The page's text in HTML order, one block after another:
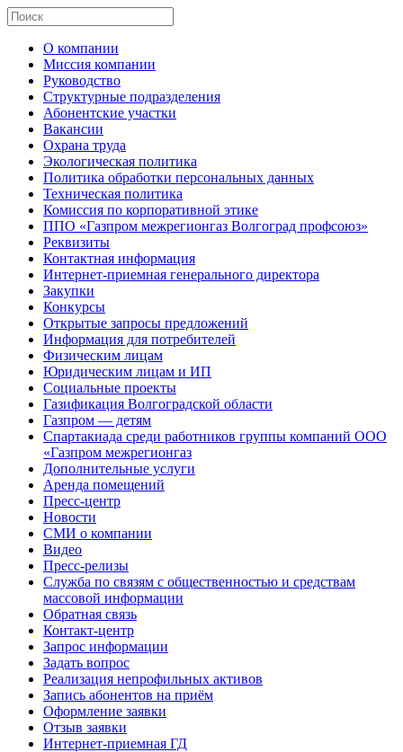
О компании
Миссия компании
Руководство
Структурные подразделения
Абонентские участки
Вакансии
Охрана труда
Экологическая политика
Политика обработки персональных данных
Техническая политика
Комиссия по корпоративной этике
ППО «Газпром межрегионгаз Волгоград профсоюз»
Реквизиты
Контактная информация
Интернет-приемная генерального директора
Закупки
Конкурсы
Открытые запросы предложений
Информация для потребителей
Физическим лицам
Юридическим лицам и ИП
Социальные проекты
Газификация Волгоградской области
Газпром — детям
Спартакиада среди работников группы компаний ООО
«Газпром межрегионгаз
Дополнительные услуги
Аренда помещений
Пресс-центр
Новости
СМИ о компании
Видео
Пресс-релизы
Служба по связям с общественностью и средствам
массовой информации
Обратная связь
Контакт-центр
Запрос информации
Задать вопрос
Реализация непрофильных активов
Запись абонентов на приём
Оформление заявки
Отзыв заявки
Интернет-приемная ГД